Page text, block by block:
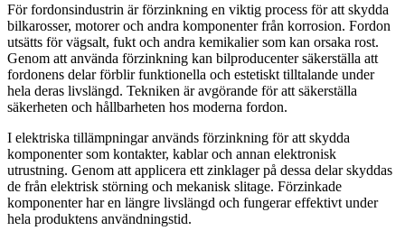
För fordonsindustrin är förzinkning en viktig process för att skydda
bilkarosser, motorer och andra komponenter från korrosion. Fordon
utsätts för vägsalt, fukt och andra kemikalier som kan orsaka rost.
Genom att använda förzinkning kan bilproducenter säkerställa att
fordonens delar förblir funktionella och estetiskt tilltalande under
hela deras livslängd. Tekniken är avgörande för att säkerställa
säkerheten och hållbarheten hos moderna fordon.
I elektriska tillämpningar används förzinkning för att skydda
komponenter som kontakter, kablar och annan elektronisk
utrustning. Genom att applicera ett zinklager på dessa delar skyddas
de från elektrisk störning och mekanisk slitage. Förzinkade
komponenter har en längre livslängd och fungerar effektivt under
hela produktens användningstid.